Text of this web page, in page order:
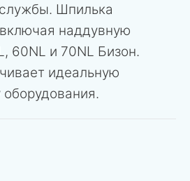
службы. Шпилька
включая наддувную
60NL и 70NL Бизон.
идеальную